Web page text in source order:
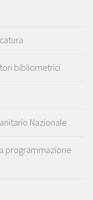
bibliometrici
Nazionale
programmazione